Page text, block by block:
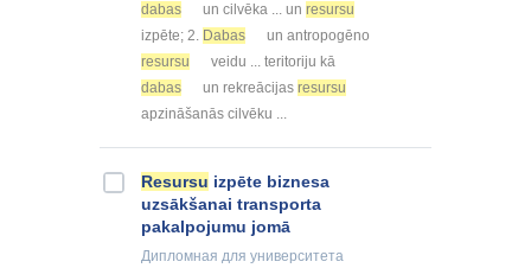
dabas
un cilvēka ... un resursu
izpēte; 2. Dabas
un antropogēno
resursu
veidu ... teritoriju kā
dabas
un rekreācijas resursu
apzināšanās cilvēku ...
Resursu izpēte biznesa
uzsākšanai transporta
pakalpojumu jomā
Дипломная для университета